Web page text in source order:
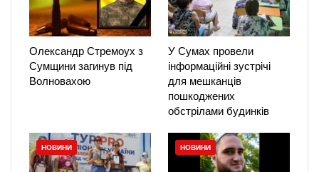
Олександр Стремоух з
Сумщини загинув під
Волновахою
У Сумах провели
інформаційні зустрічі
для мешканців
пошкоджених
обстрілами будинків
НОВИНИ НОВИНИ